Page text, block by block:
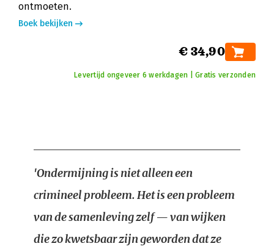
ontmoeten.
Boek bekijken
€ 34,90
Levertijd ongeveer 6 werkdagen | Gratis verzonden
'Ondermijning is niet alleen een
crimineel probleem. Het is een probleem
van de samenleving zelf — van wijken
die zo kwetsbaar zijn geworden dat ze